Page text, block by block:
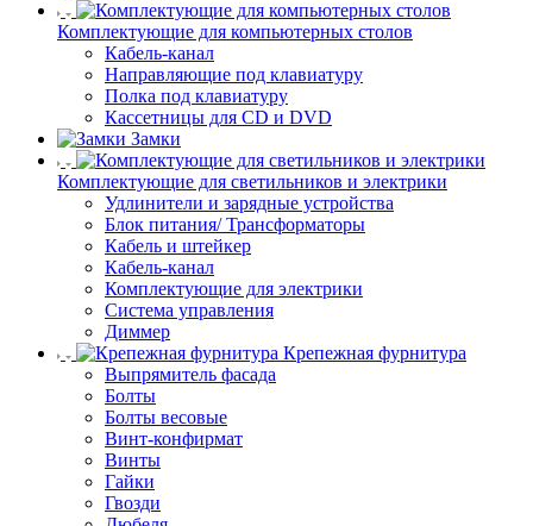
Комплектующие для компьютерных столов
Кабель-канал
Направляющие под клавиатуру
Полка под клавиатуру
Кассетницы для CD и DVD
Замки
Комплектующие для светильников и электрики
Удлинители и зарядные устройства
Блок питания/ Трансформаторы
Кабель и штейкер
Кабель-канал
Комплектующие для электрики
Система управления
Диммер
Крепежная фурнитура
Выпрямитель фасада
Болты
Болты весовые
Винт-конфирмат
Винты
Гайки
Гвозди